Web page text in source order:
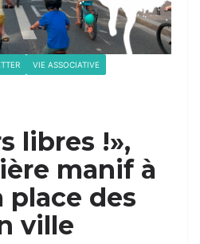
VIE ASSOCIATIVE
libres !»,
manif à
place des
ville